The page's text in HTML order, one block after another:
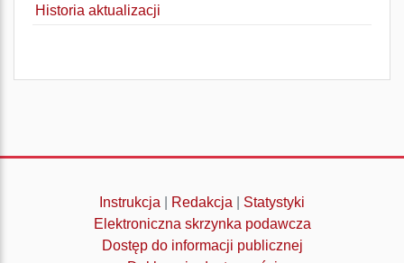
Historia aktualizacji
Instrukcja Redakcja
Statystyki
Elektroniczna skrzynka podawcza
Dostęp do informacji publicznej